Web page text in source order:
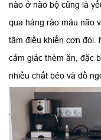
nào ở não bộ cũng là
qua hàng rào máu não
tâm điều khiển cơn đói.
cảm giác thèm ăn, đặc
nhiều chất béo và đồ